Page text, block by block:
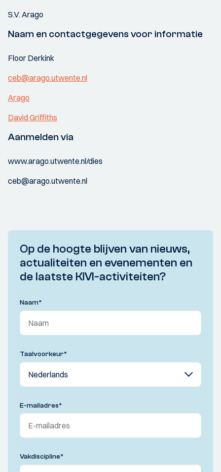
S.V. Arago
Naam en contactgegevens voor informatie
Floor Derkink
ceb@arago.utwente.nl
Arago
David Griffiths
Aanmelden via
www.arago.utwente.nl/dies
ceb@arago.utwente.nl
Op de hoogte blijven van nieuws,
actualiteiten en evenementen en
de laatste KIVI-activiteiten?
Naam*
Taalvoorkeur*
E-mailadres*
Vakdiscipline*